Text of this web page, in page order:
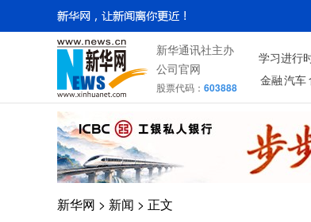
新华通讯社主办
公司官网
股票代码： 603888
学习进行
金融汽车
新华网 > 新闻 > 正文